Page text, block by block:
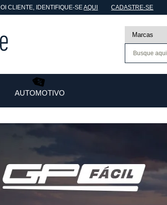
OICLIENTE, IDENTIFIQUE-SEAQUI CADASTRE-SE
AUTOMOTIVO